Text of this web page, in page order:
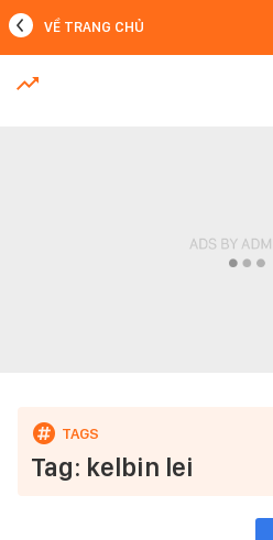
MỚI NHẤT
VỀ TRANG CHỦ
Tag: kelbin lei